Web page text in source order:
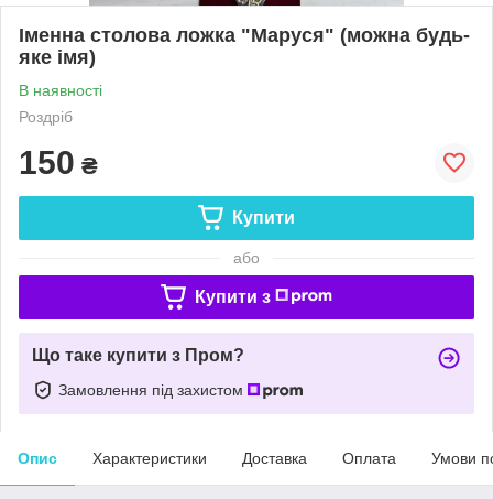
Іменна столова ложка "Маруся" (можна будь-
яке імя)
В наявності
Роздріб
150 ₴
Купити
або
Купити з
Що таке купити з Пром?
Замовлення під захистом
Опис Характеристики Доставка Оплата Умови